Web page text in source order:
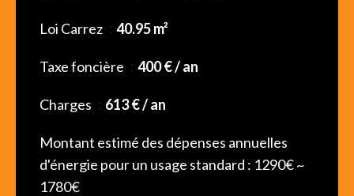
Loi Carrez 40.95 m²
Taxe foncière 400 € / an
Charges 613 € / an
Montant estimé des dépenses annuelles
d'énergie pour un usage standard : 1290€ ~
1780€